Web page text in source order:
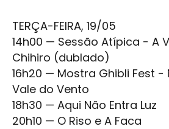
TERÇA-FEIRA, 19/05
14h00 — Sessão Atípica - A
Chihiro (dublado)
16h20 — Mostra Ghibli Fest -
Vale do Vento
18h30 — Aqui Não Entra Luz
20h10 — O Riso e A Faca